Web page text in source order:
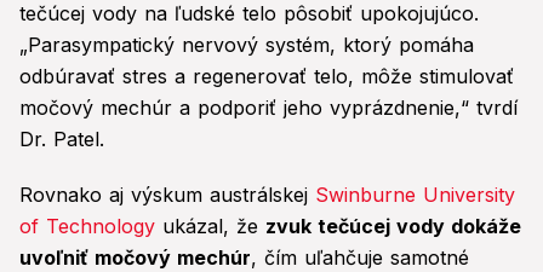
tečúcej vody na ľudské telo pôsobiť upokojujúco.
„Parasympatický nervový systém, ktorý pomáha
odbúravať stres a regenerovať telo, môže stimulovať
močový mechúr a podporiť jeho vyprázdnenie,“ tvrdí
Dr. Patel.
Rovnako aj výskum austrálskej Swinburne University
of Technology ukázal, že zvuk tečúcej vody dokáže
uvoľniť močový mechúr, čím uľahčuje samotné